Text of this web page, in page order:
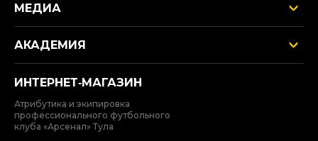
МЕДИА
АКАДЕМИЯ
ИНТЕРНЕТ‑МАГАЗИН
Атрибутика и экипировка
профессионального футбольного
клуба «Арсенал» Тула